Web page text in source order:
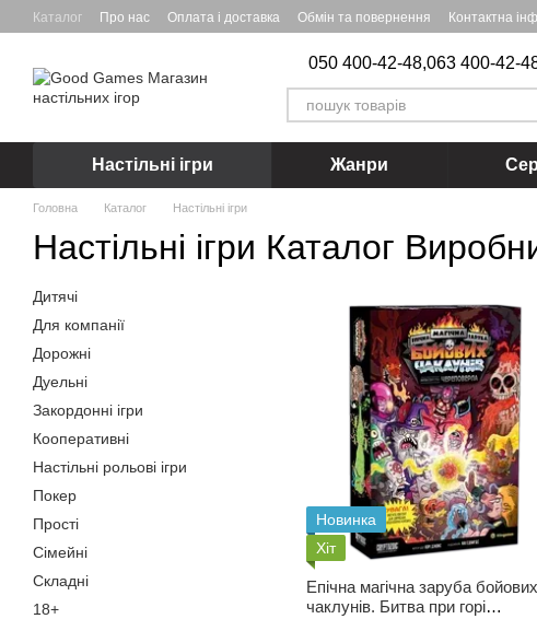
Перейти до основного контенту
Каталог Про нас Оплата і доставка Обмін та повернення Контактна
050 400-42-48,063 400-42-
Настільні ігри Жанри
Головна Каталог Настільні ігри
Настільні ігри Каталог
Новинка
Хіт
Епічна магічна заруба бойових
чаклунів. Битва при горі
Дитячі
Для компанії
Дорожні
Дуельні
Закордонні iгри
Кооперативні
Настільні рольові ігри
Покер
Прості
Cімейні
Складні
18+